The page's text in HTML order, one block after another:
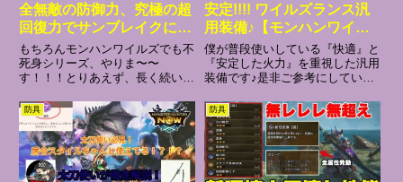
全無敵の防御力、究極の超
回復力でサンブレイクに終
焉を刻む、不死身装備
”Final Version”……！！
【モンハンライズ サンブ
レイク】
もちろんモンハンワイルズでも不
死身シリーズ、やりま〜〜
す！！！とりあえず、長く続いた
いては完成できて満足です！^_^
これまで長くこのシリーズを楽し
みに見てくださった方々、いつも
ありがとうございます！これから
もモ...
安定!!!! ワイルズランス汎
用装備♪【モンハンワイル
ズ】【Monster Hunter
WILDS】
僕が普段使いしている『快適』と
『安定した火力』を重視した汎用
装備です♪是非ご参考にしていた
♪───────────────♪こんく
ろー♪ 見つけてくれてありがとう
♪ゲーム大好き悪魔VTuberのうさ
まくろねです!!チャ...
防具 防具